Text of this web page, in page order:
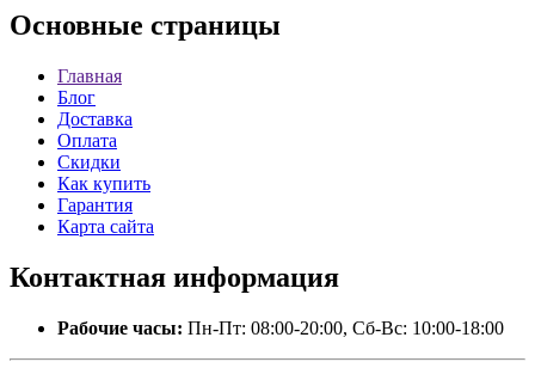
Основные страницы
Главная
Блог
Доставка
Оплата
Скидки
Как купить
Гарантия
Карта сайта
Контактная информация
Рабочие часы: Пн-Пт: 08:00-20:00, Сб-Вс: 10:00-18:00